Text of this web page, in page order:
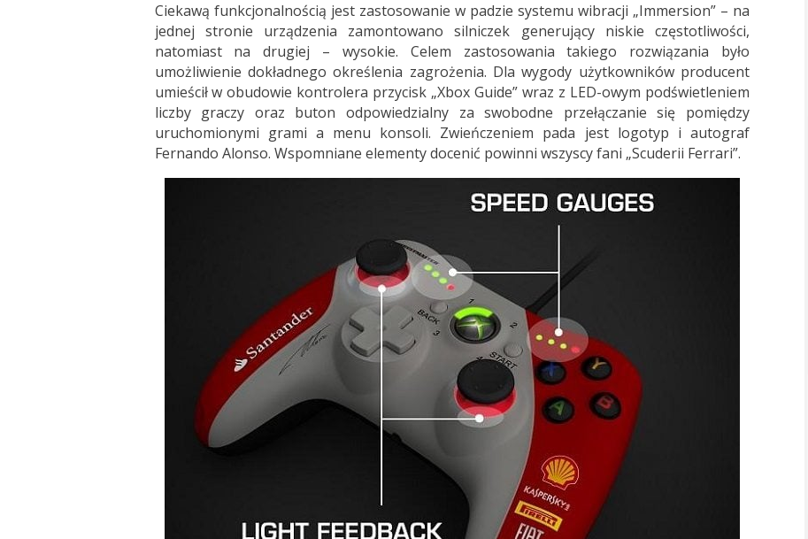
Ciekawą funkcjonalnością jest zastosowanie w padzie systemu wibracji „Immersion” – na
jednej stronie urządzenia
zamontowano silniczek generujący niskie częstotliwości,
natomiast na drugiej – wysokie. Celem zastosowania takiego rozwiązania było
umożliwienie dokładnego określenia zagrożenia. Dla wygody użytkowników producent
umieścił w obudowie kontrolera przycisk „Xbox Guide” wraz z LED-owym podświetleniem
liczby graczy oraz buton odpowiedzialny za swobodne przełączanie się pomiędzy
uruchomionymi grami a menu konsoli. Zwieńczeniem pada jest logotyp i autograf
Fernando Alonso. Wspomniane elementy docenić powinni wszyscy fani „Scuderii Ferrari”.